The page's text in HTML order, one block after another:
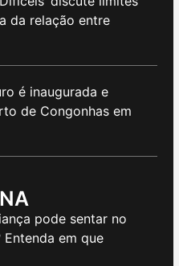
da relação entre
é inaugurada e
de Congonhas em
pode sentar no
em que